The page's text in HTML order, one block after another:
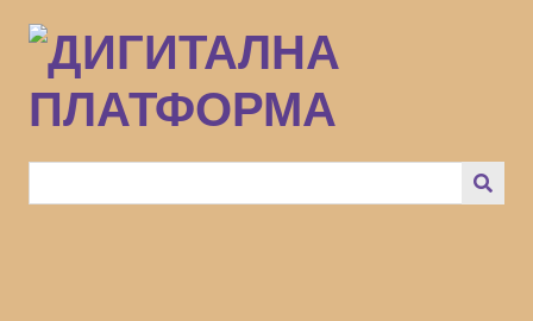
към
основното
съдържание